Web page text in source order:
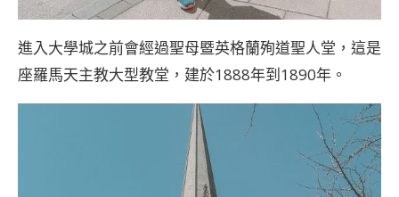
進入大學城之前會經過聖母暨英格蘭殉道聖人堂，這是
座羅馬天主教大型教堂，建於1888年到1890年。